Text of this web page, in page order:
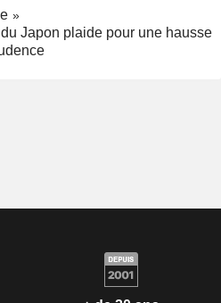
Japon plaide pour une hausse